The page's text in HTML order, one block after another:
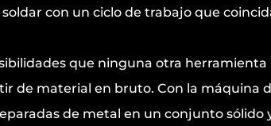
con un ciclo de trabajo que
que ninguna otra
de material en bruto. Con la máquina
de metal en un conjunto sólido